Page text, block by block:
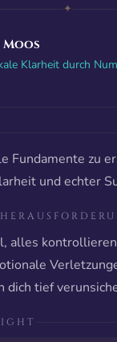
✦
Klarheit durch
Fundamente zu
und echter
alles
dich tief